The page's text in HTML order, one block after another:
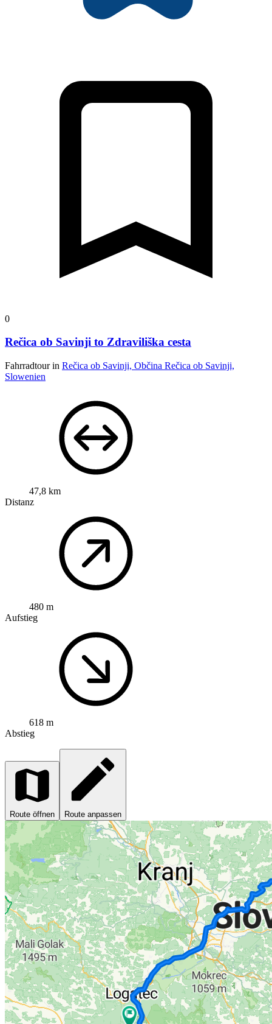
0
Rečica ob Savinji to Zdraviliška cesta
Fahrradtour in Rečica ob Savinji, Občina Rečica ob Savinji,
Slowenien
47,8 km
Distanz
480 m
Aufstieg
618 m
Abstieg
Route öffnen Route anpassen